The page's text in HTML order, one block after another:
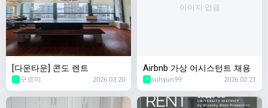
[다운타운] 콘도 렌트
1 구르미 2026.03.20
이미지 없음
Airbnb 가상 어시스턴트 채용
1 suhyun99 2026.02.21